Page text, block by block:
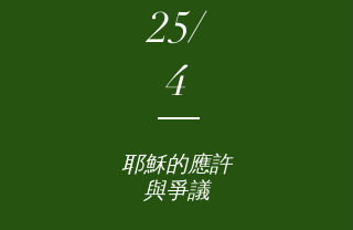
25/
4
耶穌的應許
與爭議